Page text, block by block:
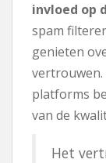
invloed op
spam
genieten
vertrouwen.
platforms
van de
Het